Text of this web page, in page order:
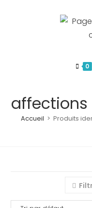
0
affections
Accueil > Produits